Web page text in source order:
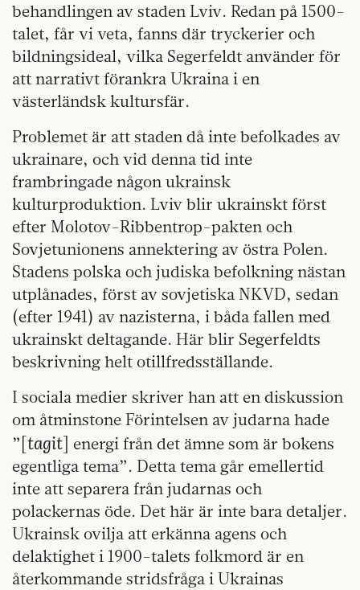
behandlingen av staden Lviv. Redan på 1500-
talet, får vi veta, fanns där tryckerier och
bildningsideal, vilka Segerfeldt använder för
att narrativt förankra Ukraina i en
västerländsk kultursfär.
Problemet är att staden då inte befolkades av
ukrainare, och vid denna tid inte
frambringade någon ukrainsk
kulturproduktion. Lviv blir ukrainskt först
efter Molotov-Ribbentrop-pakten och
Sovjetunionens annektering av östra Polen.
Stadens polska och judiska befolkning nästan
utplånades, först av sovjetiska NKVD, sedan
(efter 1941) av nazisterna, i båda fallen med
ukrainskt deltagande. Här blir Segerfeldts
beskrivning helt otillfredsställande.
I sociala medier skriver han att en diskussion
om åtminstone Förintelsen av judarna hade
”[ tagit ] energi från det ämne som är bokens
egentliga tema”. Detta tema går emellertid
inte att separera från judarnas och
polackernas öde. Det här är inte bara detaljer.
Ukrainsk ovilja att erkänna agens och
delaktighet i 1900-talets folkmord är en
återkommande stridsfråga i Ukrainas